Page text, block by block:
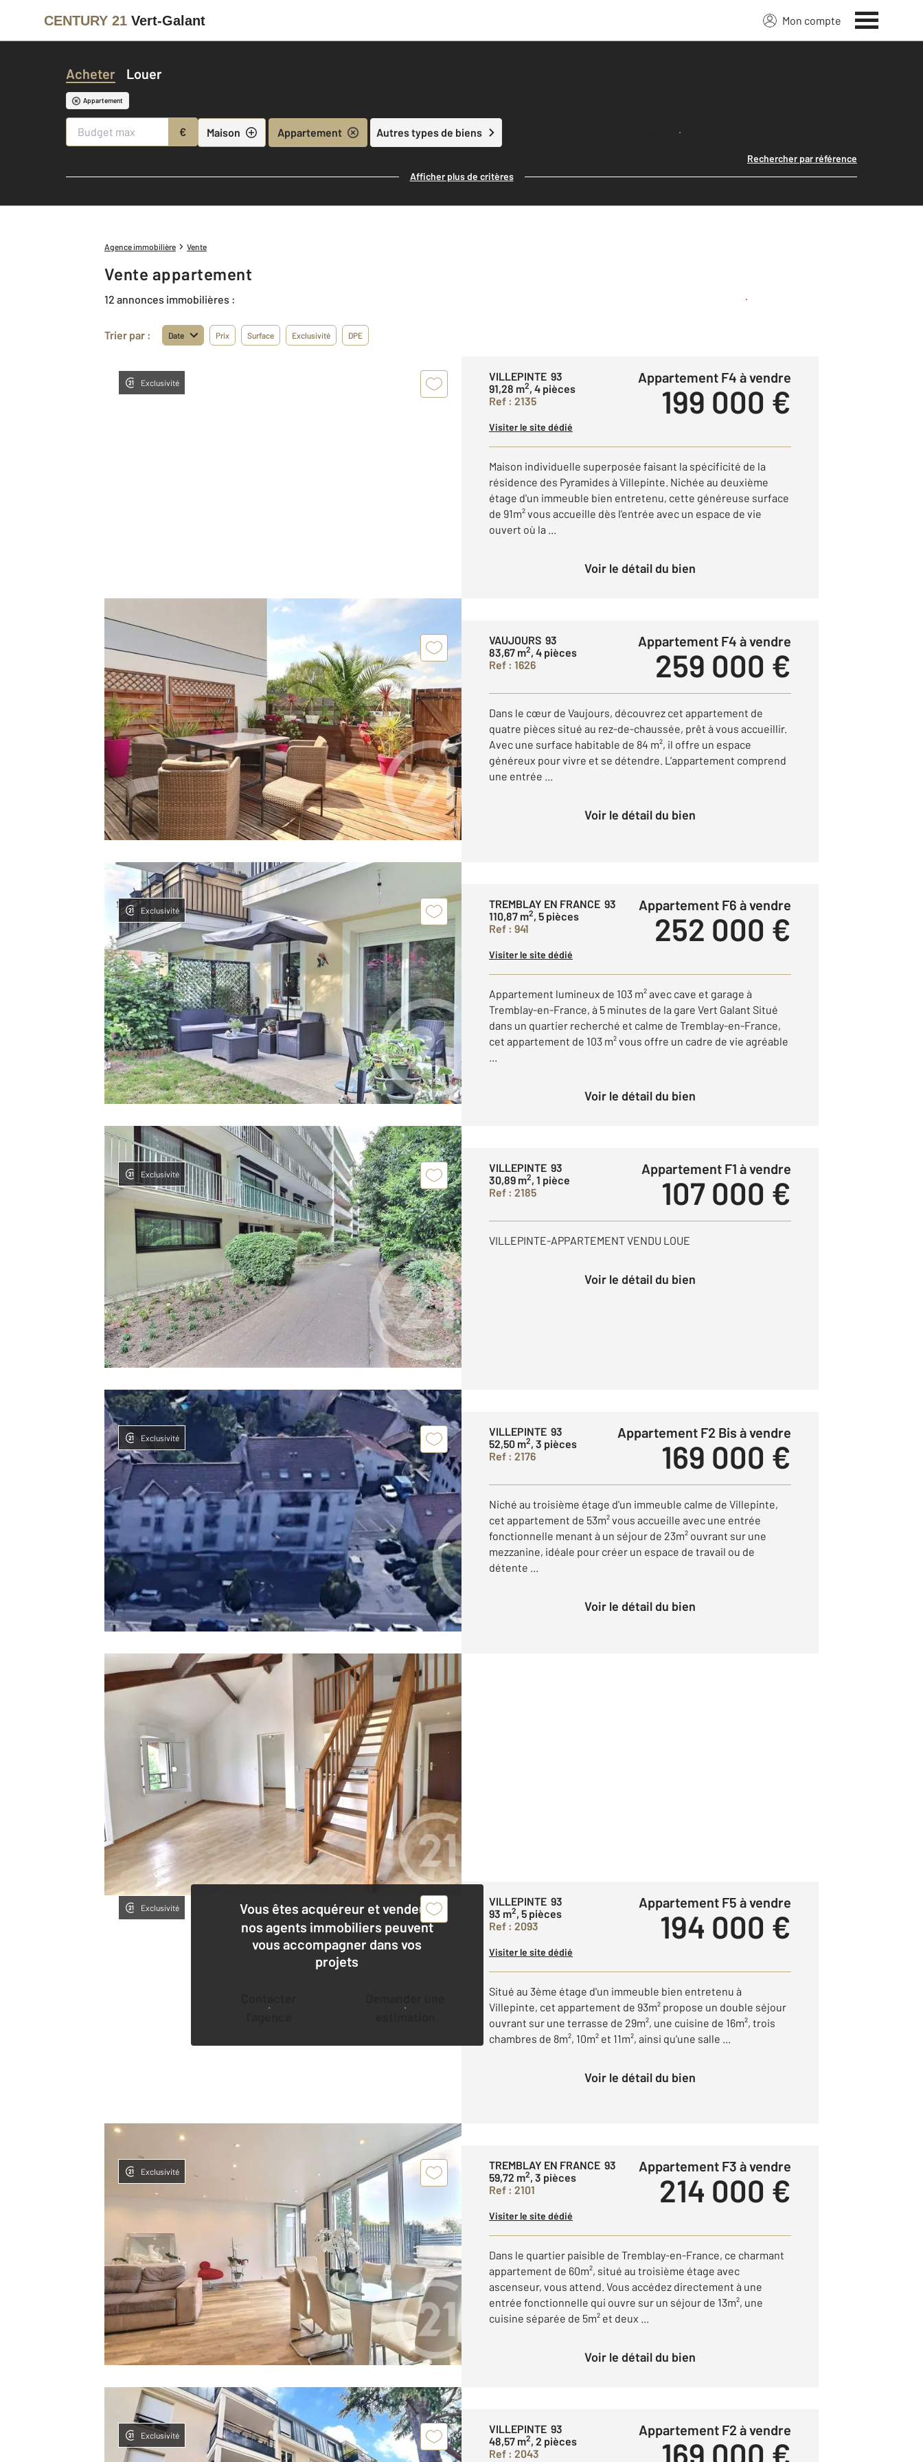
CENTURY 21 Vert-Galant Mon compte
Acheter Louer
Appartement
€ Maison Appartement Autres types de biens Lancer ma recherche
Rechercher par référence
Afficher plus de critères
Agence immobilière Vente
Vente appartement
12 annonces immobilières : Créer une alerte
Trier par : Date Prix Surface Exclusivité DPE
Exclusivité
VILLEPINTE 93
91,28 m2, 4 pièces
Ref : 2135
Appartement F4 à vendre
199 000 €
Visiter le site dédié
Maison individuelle superposée faisant la spécificité de la
résidence des Pyramides à Villepinte. Nichée au deuxième
étage d'un immeuble bien entretenu, cette généreuse surface
de 91m² vous accueille dès l'entrée avec un espace de vie
ouvert où la ...
Voir le détail du bien
VAUJOURS 93
83,67 m2, 4 pièces
Ref : 1626
Appartement F4 à vendre
259 000 €
Dans le cœur de Vaujours, découvrez cet appartement de
quatre pièces situé au rez-de-chaussée, prêt à vous accueillir.
Avec une surface habitable de 84 m², il offre un espace
généreux pour vivre et se détendre. L'appartement comprend
une entrée ...
Voir le détail du bien
Exclusivité
TREMBLAY EN FRANCE 93
110,87 m2, 5 pièces
Ref : 941
Appartement F6 à vendre
252 000 €
Visiter le site dédié
Appartement lumineux de 103 m² avec cave et garage à
Tremblay-en-France, à 5 minutes de la gare Vert Galant Situé
dans un quartier recherché et calme de Tremblay-en-France,
cet appartement de 103 m² vous offre un cadre de vie agréable
...
Voir le détail du bien
Exclusivité
VILLEPINTE 93
30,89 m2, 1 pièce
Ref : 2185
Appartement F1 à vendre
107 000 €
VILLEPINTE-APPARTEMENT VENDU LOUE
Voir le détail du bien
Exclusivité
VILLEPINTE 93
52,50 m2, 3 pièces
Ref : 2176
Appartement F2 Bis à vendre
169 000 €
Niché au troisième étage d'un immeuble calme de Villepinte,
cet appartement de 53m² vous accueille avec une entrée
fonctionnelle menant à un séjour de 23m² ouvrant sur une
mezzanine, idéale pour créer un espace de travail ou de
détente ...
Voir le détail du bien
Vous êtes acquéreur et vendeur,
nos agents immobiliers peuvent
vous accompagner dans vos
projets
Exclusivité
VILLEPINTE 93
93 m2, 5 pièces
Ref : 2093
Appartement F5 à vendre
194 000 €
Visiter le site dédié
Situé au 3ème étage d'un immeuble bien entretenu à
Villepinte, cet appartement de 93m² propose un double séjour
ouvrant sur une terrasse de 29m², une cuisine de 16m², trois
chambres de 8m², 10m² et 11m², ainsi qu'une salle ...
Voir le détail du bien
Exclusivité
TREMBLAY EN FRANCE 93
59,72 m2, 3 pièces
Ref : 2101
Appartement F3 à vendre
214 000 €
Visiter le site dédié
Dans le quartier paisible de Tremblay-en-France, ce charmant
appartement de 60m², situé au troisième étage avec
ascenseur, vous attend. Vous accédez directement à une
entrée fonctionnelle qui ouvre sur un séjour de 13m², une
cuisine séparée de 5m² et deux ...
Voir le détail du bien
Exclusivité
VILLEPINTE 93
48,57 m2, 2 pièces
Ref : 2043
Appartement F2 à vendre
169 000 €